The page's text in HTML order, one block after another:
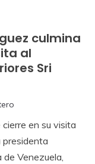
culmina
al
Sri
en su visita
presidenta
de Venezuela,